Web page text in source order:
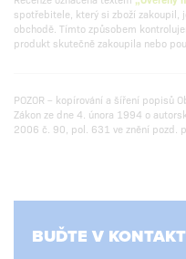
spotřebitele, který si zboží zakoupil,
obchodě. Tímto způsobem
produkt skutečně zakoupila nebo
POZOR – kopírování a šíření popisů
Zákon ze dne 4. února 1994 o
2006 č. 90, pol. 631 ve znění pozd.
BUĎTE V